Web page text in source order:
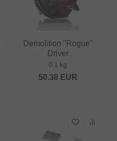
Demolition "Rogue"
Driver
0.1 kg
50.38 EUR